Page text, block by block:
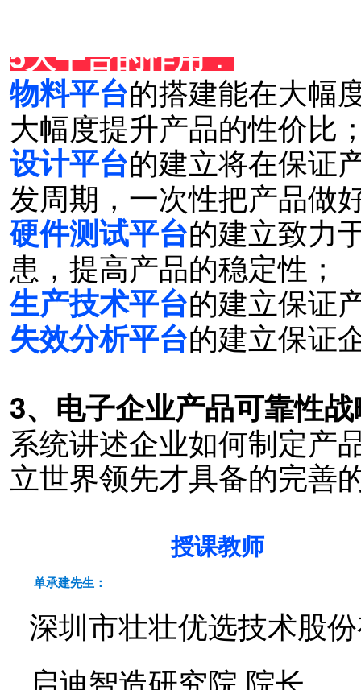
5大平台的作用：
物料平台的搭建能在大幅
大幅度提升产品的性价比
设计平台的建立将在保证
发周期，一次性把产品做
硬件测试平台的建立致力
患，提高产品的稳定性；
生产技术平台的建立保证
失效分析平台的建立保证
3、电子企业产品可靠性
系统讲述企业如何制定产
立世界领先才具备的完
授课教师
单承建先生：
深圳市壮壮优选技术股
启迪智造研究院 院长